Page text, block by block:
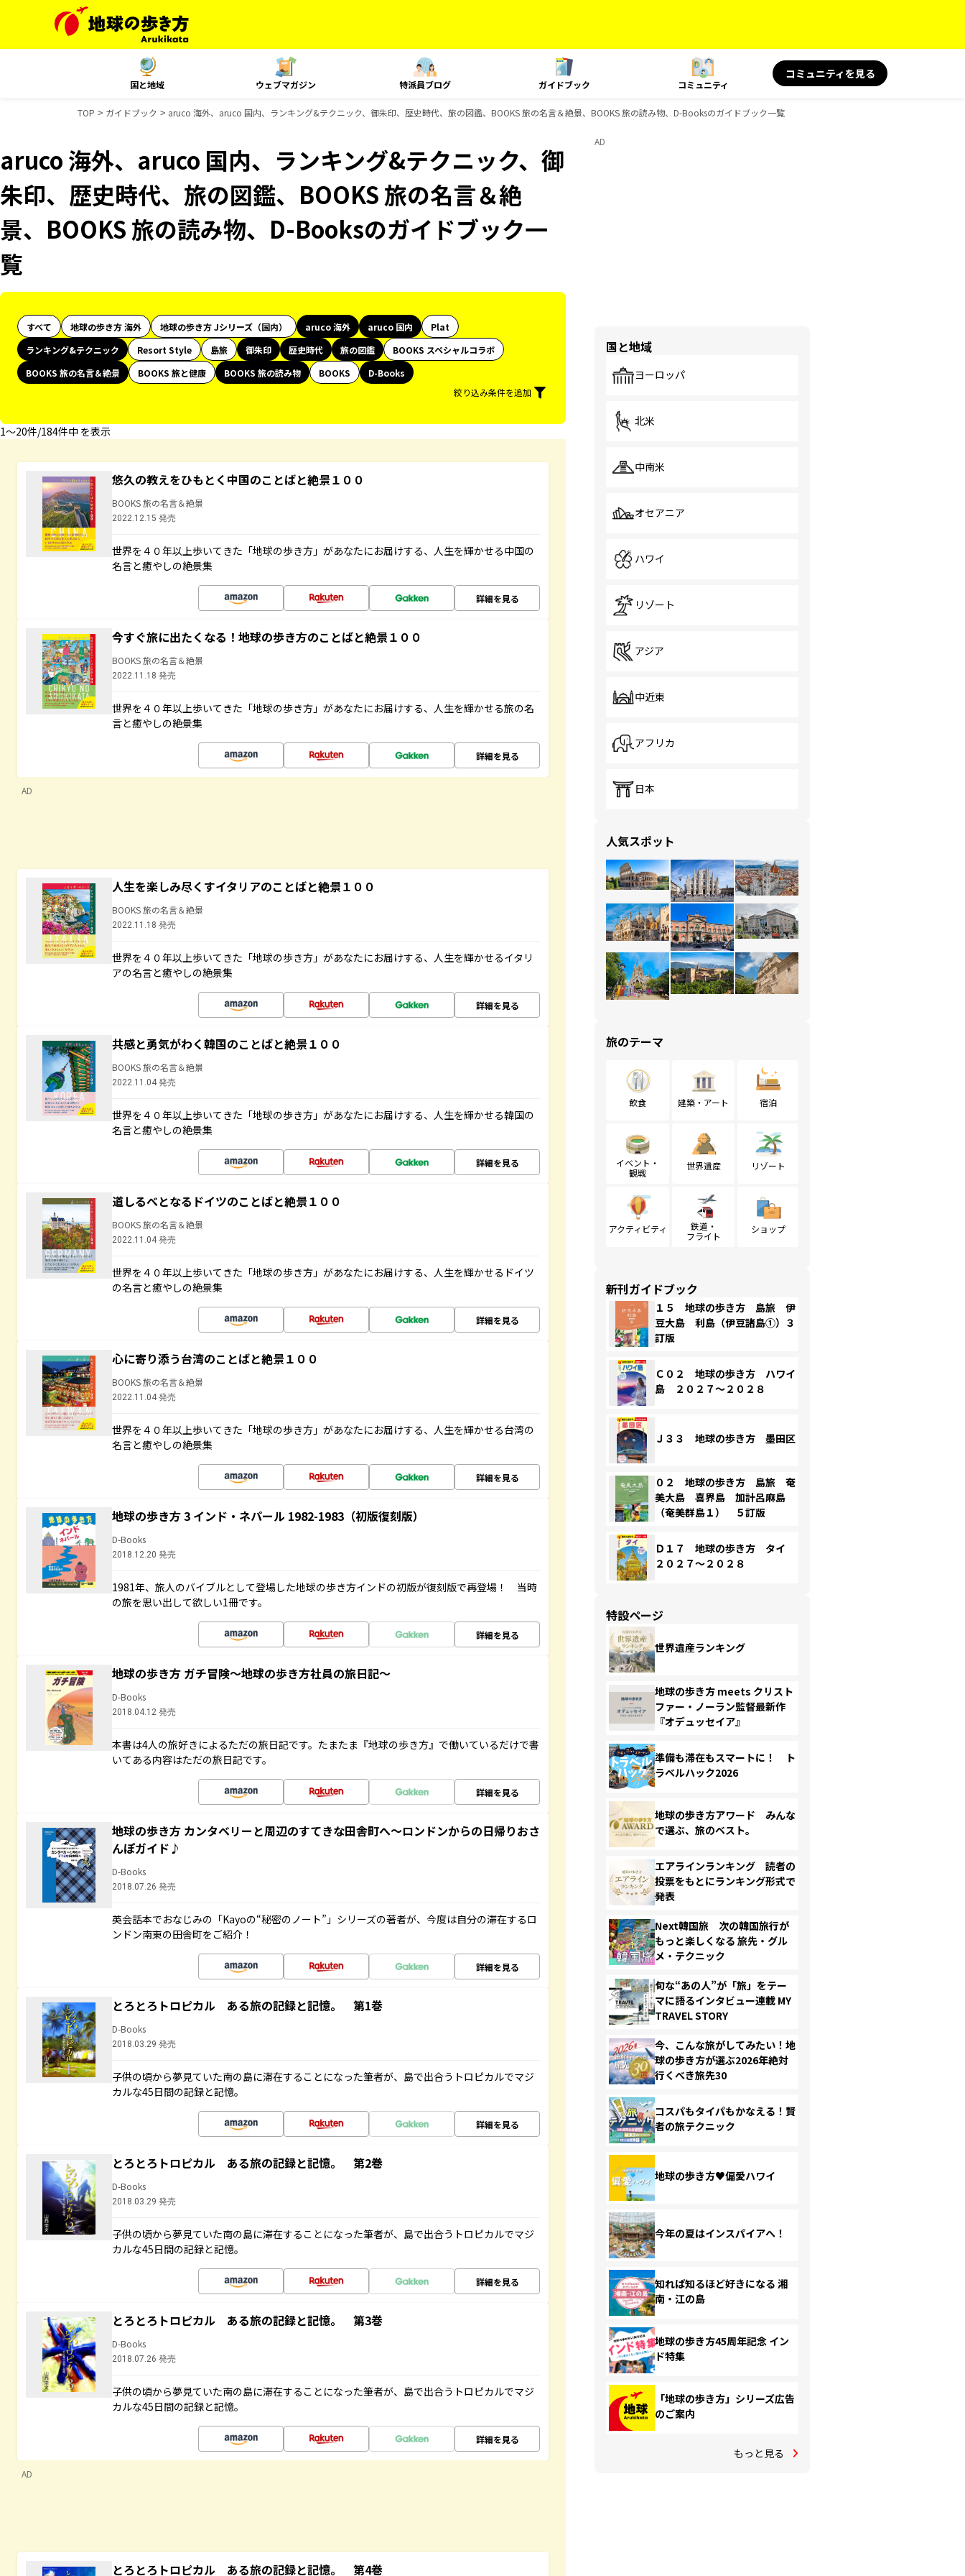
国と地域 ウェブマガジン 特派員ブログ ガイドブック コミュニティ
コミュニティを見る
TOP ガイドブック aruco 海外、aruco 国内、ランキング&テクニック、御朱印、歴史時代、旅の図鑑、BOOKS 旅の名言＆絶景、BOOKS 旅の読み物、D-Booksのガイドブック一覧
aruco 海外、aruco 国内、ランキング&テクニック、御
朱印、歴史時代、旅の図鑑、BOOKS 旅の名言＆絶
景、BOOKS 旅の読み物、D-Booksのガイドブック一
覧
すべて 地球の歩き方 海外 地球の歩き方 Jシリーズ（国内） aruco 海外 aruco 国内
Plat
ランキング&テクニック
Resort Style 島旅 御朱印 歴史時代 旅の図鑑
BOOKS スペシャルコラボ
BOOKS 旅の名言＆絶景
BOOKS 旅と健康 BOOKS 旅の読み物 BOOKS
D-Books
絞り込み条件を追加
1〜20件/184件中 を表示
悠久の教えをひもとく中国のことばと絶景１００
BOOKS 旅の名言＆絶景
2022.12.15 発売
世界を４０年以上歩いてきた「地球の歩き方」があなたにお届けする、人生を輝かせる中国の
名言と癒やしの絶景集
詳細を見る
今すぐ旅に出たくなる！地球の歩き方のことばと絶景１００
BOOKS 旅の名言＆絶景
2022.11.18 発売
世界を４０年以上歩いてきた「地球の歩き方」があなたにお届けする、人生を輝かせる旅の名
言と癒やしの絶景集
詳細を見る
AD
人生を楽しみ尽くすイタリアのことばと絶景１００
BOOKS 旅の名言＆絶景
2022.11.18 発売
世界を４０年以上歩いてきた「地球の歩き方」があなたにお届けする、人生を輝かせるイタリ
アの名言と癒やしの絶景集
詳細を見る
共感と勇気がわく韓国のことばと絶景１００
BOOKS 旅の名言＆絶景
2022.11.04 発売
世界を４０年以上歩いてきた「地球の歩き方」があなたにお届けする、人生を輝かせる韓国の
名言と癒やしの絶景集
詳細を見る
道しるべとなるドイツのことばと絶景１００
BOOKS 旅の名言＆絶景
2022.11.04 発売
世界を４０年以上歩いてきた「地球の歩き方」があなたにお届けする、人生を輝かせるドイツ
の名言と癒やしの絶景集
詳細を見る
心に寄り添う台湾のことばと絶景１００
BOOKS 旅の名言＆絶景
2022.11.04 発売
世界を４０年以上歩いてきた「地球の歩き方」があなたにお届けする、人生を輝かせる台湾の
名言と癒やしの絶景集
詳細を見る
地球の歩き方 3 インド・ネパール 1982-1983（初版復刻版）
D-Books
2018.12.20 発売
1981年、旅人のバイブルとして登場した地球の歩き方インドの初版が復刻版で再登場！ 当時
の旅を思い出して欲しい1冊です。
詳細を見る
地球の歩き方 ガチ冒険～地球の歩き方社員の旅日記～
D-Books
2018.04.12 発売
本書は4人の旅好きによるただの旅日記です。たまたま『地球の歩き方』で働いているだけで書
いてある内容はただの旅日記です。
詳細を見る
地球の歩き方 カンタベリーと周辺のすてきな田舎町へ～ロンドンからの日帰りおさ
んぽガイド♪
D-Books
2018.07.26 発売
英会話本でおなじみの「Kayoの“秘密のノート”」シリーズの著者が、今度は自分の滞在するロ
ンドン南東の田舎町をご紹介！
詳細を見る
とろとろトロピカル ある旅の記録と記憶。 第1巻
D-Books
2018.03.29 発売
子供の頃から夢見ていた南の島に滞在することになった筆者が、島で出合うトロピカルでマジ
カルな45日間の記録と記憶。
詳細を見る
とろとろトロピカル ある旅の記録と記憶。 第2巻
D-Books
2018.03.29 発売
子供の頃から夢見ていた南の島に滞在することになった筆者が、島で出合うトロピカルでマジ
カルな45日間の記録と記憶。
詳細を見る
とろとろトロピカル ある旅の記録と記憶。 第3巻
D-Books
2018.07.26 発売
子供の頃から夢見ていた南の島に滞在することになった筆者が、島で出合うトロピカルでマジ
カルな45日間の記録と記憶。
詳細を見る
AD
とろとろトロピカル ある旅の記録と記憶。 第4巻
AD
国と地域
ヨーロッパ
北米
中南米
オセアニア
ハワイ
リゾート
アジア
中近東
アフリカ
日本
人気スポット
旅のテーマ
飲食 建築・アート 宿泊
イベント・
観戦
世界遺産 リゾート
アクティビティ
鉄道・
フライト
ショップ
新刊ガイドブック
１５ 地球の歩き方 島旅 伊
豆大島 利島（伊豆諸島①）３
訂版
Ｃ０２ 地球の歩き方 ハワイ
島 ２０２７～２０２８
Ｊ３３ 地球の歩き方 墨田区
０２ 地球の歩き方 島旅 奄
美大島 喜界島 加計呂麻島
（奄美群島１） ５訂版
Ｄ１７ 地球の歩き方 タイ
２０２７～２０２８
特設ページ
世界遺産ランキング
地球の歩き方 meets クリスト
ファー・ノーラン監督最新作
『オデュッセイア』
準備も滞在もスマートに！ ト
ラベルハック2026
地球の歩き方アワード みんな
で選ぶ、旅のベスト。
エアラインランキング 読者の
投票をもとにランキング形式で
発表
Next韓国旅 次の韓国旅行が
もっと楽しくなる 旅先・グル
メ・テクニック
旬な“あの人”が「旅」をテー
マに語るインタビュー連載 MY
TRAVEL STORY
今、こんな旅がしてみたい！地
球の歩き方が選ぶ2026年絶対
行くべき旅先30
コスパもタイパもかなえる！賢
者の旅テクニック
地球の歩き方♥偏愛ハワイ
今年の夏はインスパイアへ！
知れば知るほど好きになる 湘
南・江の島
地球の歩き方45周年記念 イン
ド特集
「地球の歩き方」シリーズ広告
のご案内
もっと見る